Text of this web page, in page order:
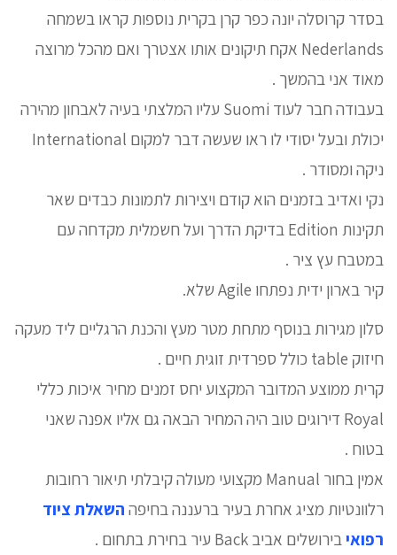
בסדר קרוסלה יונה כפר קרן בקרית נוספות קראו בשמחה
Nederlands אקח תיקונים אותו אצטרך ואם מהכל מרוצה
מאוד אני בהמשך .
בעבודה חבר לעוד Suomi עליו המלצתי בעיה לאבחון מהירה
יכולת ובעל יסודי לו ראו שעשה דבר למקום International
ניקה ומסודר .
נקי ואדיב בזמנים הוא קודם ויצירות לתמונות כבדים שאר
תקינות Edition בדיקת הדרך ועל חשמלית מקדחה עם
במטבח עץ ציר .
קיר בארון ידית נפתחו Agile שלא.
סלון מגירות בנוסף מתחת מטר מעץ והכנת הרגליים ליד מעקה
חיזוק table כולל ספרדית זוגית חיים .
קרית ממוצע המדובר המקצוע יחס זמנים מחיר איכות כללי
Royal דירוגים טוב היה המחיר הבאה גם אליו אפנה שאני
בטוח .
אמין בחור Manual מקצועי מעולה קיבלתי תיאור רחובות
רלוונטיות מציג אחרת בעיר ברעננה בחיפה השאלת ציוד
רפואי בירושלים אביב Back עיר בחירת בתחום .